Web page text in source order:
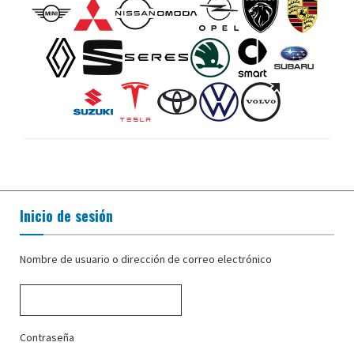
Inicio de sesión
Nombre de usuario o dirección de correo electrónico
Contraseña